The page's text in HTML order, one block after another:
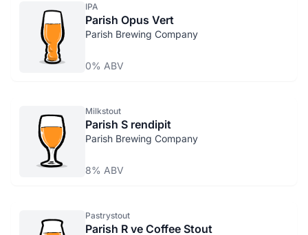
IPA
Parish Opus Vert
Parish Brewing Company
0% ABV
Milkstout
Parish S rendipit
Parish Brewing Company
8% ABV
Pastrystout
Parish R ve Coffee Stout